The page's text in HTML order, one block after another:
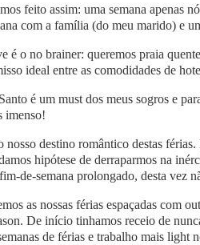
feito assim: uma semana apenas
com a família (do meu marido) e
é o no brainer: queremos praia
ideal entre as comodidades de
é um must dos meus sogros e
imenso!
nosso destino romântico destas
hipótese de derraparmos na
de-semana prolongado, desta vez
as nossas férias espaçadas com
De início tinhamos receio de
de férias e trabalho mais light